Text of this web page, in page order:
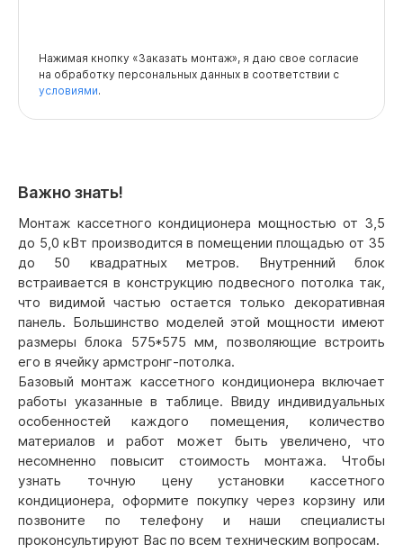
Нажимая кнопку «Заказать монтаж», я даю свое согласие
на обработку персональных данных в соответствии с
условиями.
Важно знать!
Монтаж кассетного кондиционера мощностью от 3,5
до 5,0 кВт производится в помещении площадью от 35
до 50 квадратных метров. Внутренний блок
встраивается в конструкцию подвесного потолка так,
что видимой частью остается только декоративная
панель. Большинство моделей этой мощности имеют
размеры блока 575*575 мм, позволяющие встроить
его в ячейку армстронг-потолка.
Базовый монтаж кассетного кондиционера включает
работы указанные в таблице. Ввиду индивидуальных
особенностей каждого помещения, количество
материалов и работ может быть увеличено, что
несомненно повысит стоимость монтажа. Чтобы
узнать точную цену установки кассетного
кондиционера, оформите покупку через корзину или
позвоните по телефону и наши специалисты
проконсультируют Вас по всем техническим вопросам.